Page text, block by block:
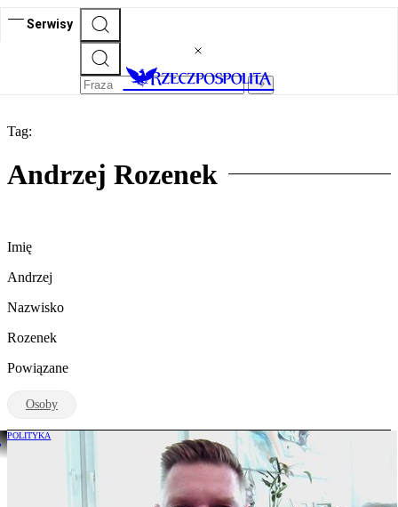
Serwisy
Tag:
Andrzej Rozenek
Imię
Andrzej
Nazwisko
Rozenek
Powiązane
Osoby
POLITYKA
Rozenek: Na listach KO wiele osób
lewicy. Widzę istotny zwrot u Donalda